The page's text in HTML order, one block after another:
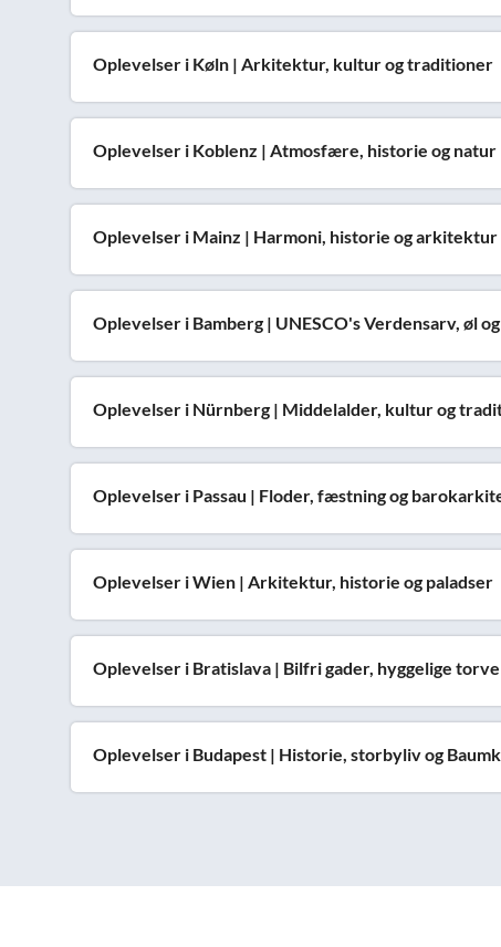
Oplevelser i Køln | Arkitektur, kultur og traditioner
Oplevelser i Koblenz | Atmosfære, historie og natur
Oplevelser i Mainz | Harmoni, historie og arkitektur
Oplevelser i Bamberg | UNESCO's Verdensarv, øl
Oplevelser i Nürnberg | Middelalder, kultur og
Oplevelser i Passau | Floder, fæstning og
Oplevelser i Wien | Arkitektur, historie og paladser
Oplevelser i Bratislava | Bilfri gader, hyggelige
Oplevelser i Budapest | Historie, storbyliv og